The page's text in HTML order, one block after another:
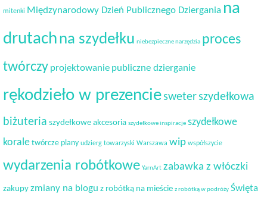
mitenki Międzynarodowy Dzień Publicznego Dziergania na
drutachna szydełku niebezpieczne narzędzia proces
twórczy projektowanie publiczne dzierganie
rękodzieło w prezenciesweterszydełkowa
biżuteria szydełkowe akcesoria szydełkowe inspiracje szydełkowe
korale twórcze plany udzierg towarzyski Warszawa wip współszycie
wydarzenia robótkowe YarnArt zabawka z włóczki
zakupy zmiany na blogu z robótką na mieście z robótką w podróży Święta